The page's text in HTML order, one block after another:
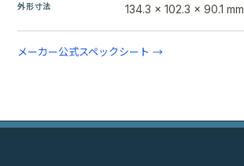
外形寸法 134.3 x 102.3 x 90.1 mm
メーカー公式スペックシート →